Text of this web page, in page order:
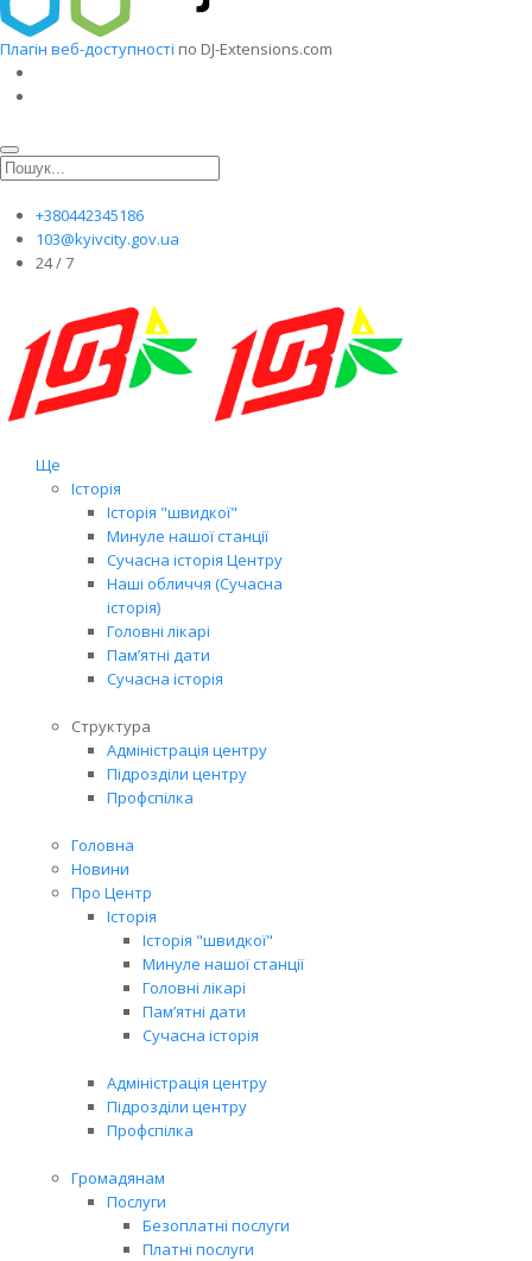
Плагін веб-доступності по DJ-Extensions.com
+380442345186
103@kyivcity.gov.ua
24 / 7
Ще
Історія
Історія "швидкої"
Минуле нашої станції
Сучасна історія Центру
Наші обличчя (Сучасна
історія)
Головні лікарі
Пам’ятні дати
Сучасна історія
Структура
Адміністрація центру
Підрозділи центру
Профспілка
Головна
Новини
Про Центр
Історія
Історія "швидкої"
Минуле нашої станції
Головні лікарі
Пам’ятні дати
Сучасна історія
Адміністрація центру
Підрозділи центру
Профспілка
Громадянам
Послуги
Безоплатні послуги
Платні послуги